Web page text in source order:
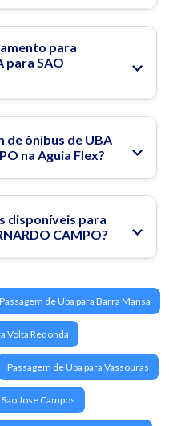
para
para SAO
de ônibus de UBA
na Aguia Flex?
disponíveis para
CAMPO?
Passagem de Uba para Barra Mansa
Volta Redonda
Passagem de Uba para Vassouras
Jose Campos